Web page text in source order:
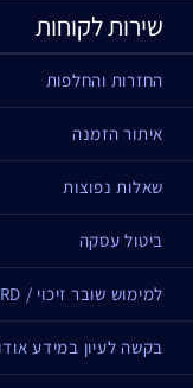
שירות לקוחות
החזרות והחלפות
איתור הזמנה
שאלות נפוצות
ביטול עסקה
למימוש שובר זיכוי / GIFT CARD
בקשה לעיון במידע